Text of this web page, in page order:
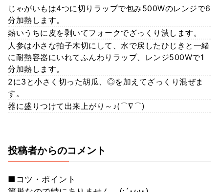
じゃがいもは4つに切りラップで包み500Wのレンジで6
分加熱します。
熱いうちに皮を剥いてフォークでざっくり潰します。
人参は小さな拍子木切にして、水で戻したひじきと一緒
に耐熱容器にいれてふんわりラップ、レンジ500Wで1
分加熱します。
2に3と小さく切った胡瓜、◎を加えてざっくり混ぜま
す。
器に盛りつけて出来上がり～♪(⌒∇⌒)
投稿者からのコメント
■コツ・ポイント